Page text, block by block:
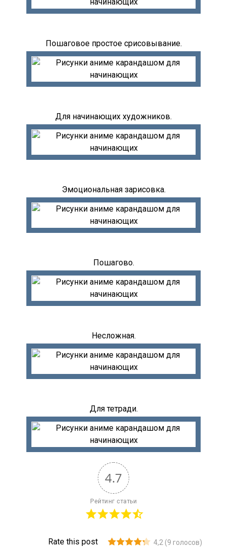
Пошаговое простое срисовывание.
Для начинающих художников.
Эмоциональная зарисовка.
Пошагово.
Несложная.
Для тетради.
4.7
Рейтинг статьи
Rate this post 4,2 (9 голосов)